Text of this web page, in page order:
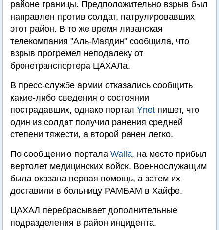
районе границы. Предположительно взрыв был
направлен против солдат, патрулировавших
этот район. В то же время ливанская
телекомпания "Аль-Маядин" сообщила, что
взрыв прогремел неподалеку от
бронетранспортера ЦАХАЛа.
В пресс-службе армии отказались сообщить
какие-либо сведения о состоянии
пострадавших, однако портал Ynet пишет, что
один из солдат получил ранения средней
степени тяжести, а второй ранен легко.
По сообщению портала Walla, на место прибыл
вертолет медицинских войск. Военнослужащим
была оказана первая помощь, а затем их
доставили в больницу РАМБАМ в Хайфе.
ЦАХАЛ перебрасывает дополнительные
подразделения в район инцидента.